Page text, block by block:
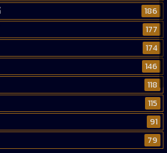
186
177
174
146
118
115
91
79